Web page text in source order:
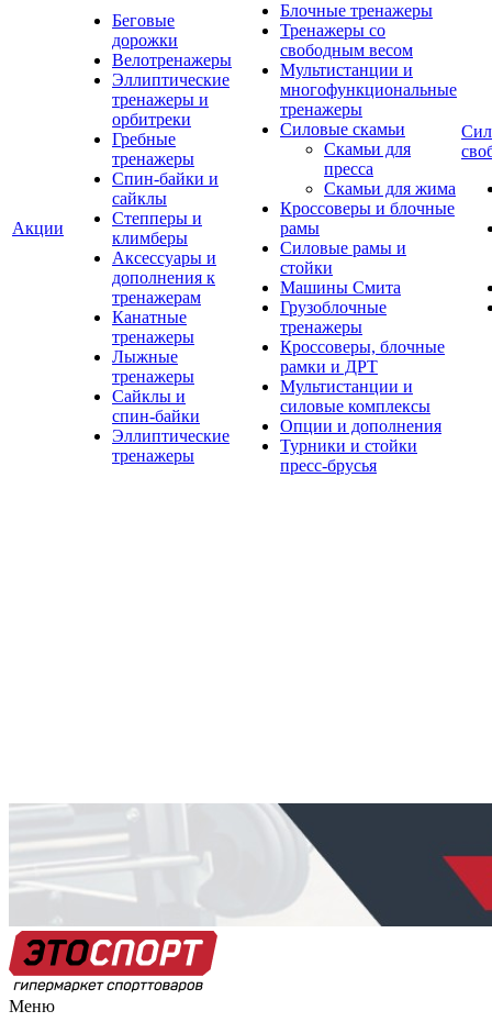
Акции
Беговые
дорожки
Велотренажеры
Эллиптические
тренажеры и
орбитреки
Гребные
тренажеры
Спин-байки и
сайклы
Степперы и
климберы
Аксессуары и
дополнения к
тренажерам
Канатные
тренажеры
Лыжные
тренажеры
Сайклы и
спин-байки
Эллиптические
тренажеры
Блочные тренажеры
Тренажеры со
свободным весом
Мультистанции и
многофункциональные
тренажеры
Силовые скамьи
Скамьи для
пресса
Скамьи для жима
Кроссоверы и блочные
рамы
Силовые рамы и
стойки
Машины Смита
Грузоблочные
тренажеры
Кроссоверы, блочные
рамки и ДРТ
Мультистанции и
силовые комплексы
Опции и дополнения
Турники и стойки
пресс-брусья
Меню